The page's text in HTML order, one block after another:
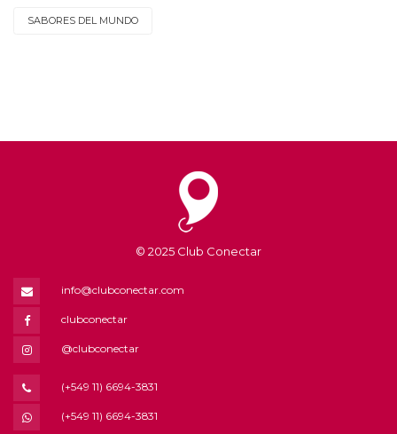
SABORES DEL MUNDO
© 2025 Club Conectar
info@clubconectar.com
clubconectar
@clubconectar
(+549 11) 6694-3831
(+549 11) 6694-3831